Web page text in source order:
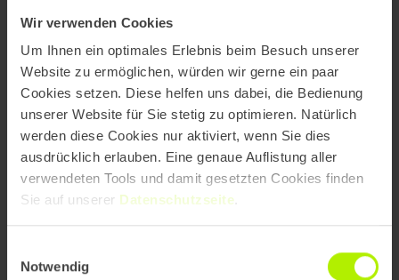
Wir verwenden Cookies
Um Ihnen ein optimales Erlebnis beim Besuch unserer
Website zu ermöglichen, würden wir gerne ein paar
Cookies setzen. Diese helfen uns dabei, die Bedienung
unserer Website für Sie stetig zu optimieren. Natürlich
werden diese Cookies nur aktiviert, wenn Sie dies
ausdrücklich erlauben. Eine genaue Auflistung aller
verwendeten Tools und damit gesetzten Cookies finden
Sie auf unserer Datenschutzseite
Notwendig
Commerce neu denken: Was der
OpenAI Operator für die Shopping-
Journey bedeutet